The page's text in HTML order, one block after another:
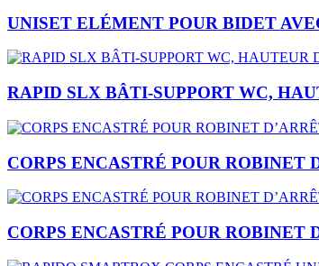
UNISET ELÉMENT POUR BIDET
RAPID SLX BÂTI-SUPPORT WC,
CORPS ENCASTRÉ POUR ROBINET
CORPS ENCASTRÉ POUR ROBINET